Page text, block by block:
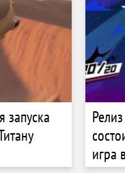
запуска
игра